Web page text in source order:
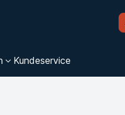
Kundeservice